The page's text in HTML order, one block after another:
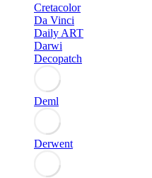
Cretacolor
Da Vinci
Daily ART
Darwi
Decopatch
Deml
Derwent